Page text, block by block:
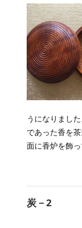
うになりまし
であった香を
面に香炉を飾
炭－2